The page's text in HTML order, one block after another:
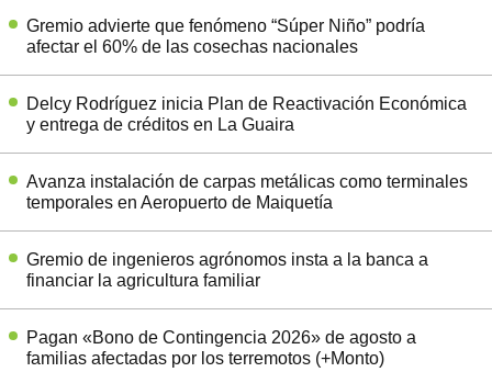
Gremio advierte que fenómeno “Súper Niño” podría
afectar el 60% de las cosechas nacionales
Delcy Rodríguez inicia Plan de Reactivación Económica
y entrega de créditos en La Guaira
Avanza instalación de carpas metálicas como terminales
temporales en Aeropuerto de Maiquetía
Gremio de ingenieros agrónomos insta a la banca a
financiar la agricultura familiar
Pagan «Bono de Contingencia 2026» de agosto a
familias afectadas por los terremotos (+Monto)